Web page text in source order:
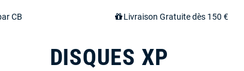
CB Livraison Gratuite dès 150 €
DISQUES XP